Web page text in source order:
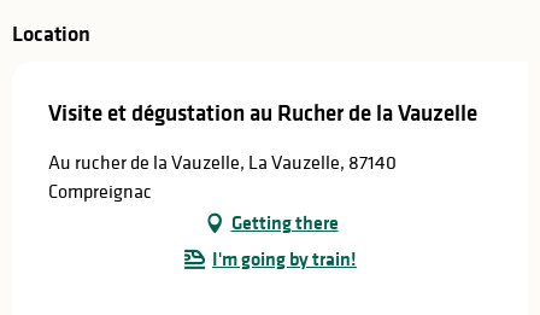
Location
Visite et dégustation au Rucher de la Vauzelle
Au rucher de la Vauzelle, La Vauzelle, 87140
Compreignac
Getting there
I'm going by train!